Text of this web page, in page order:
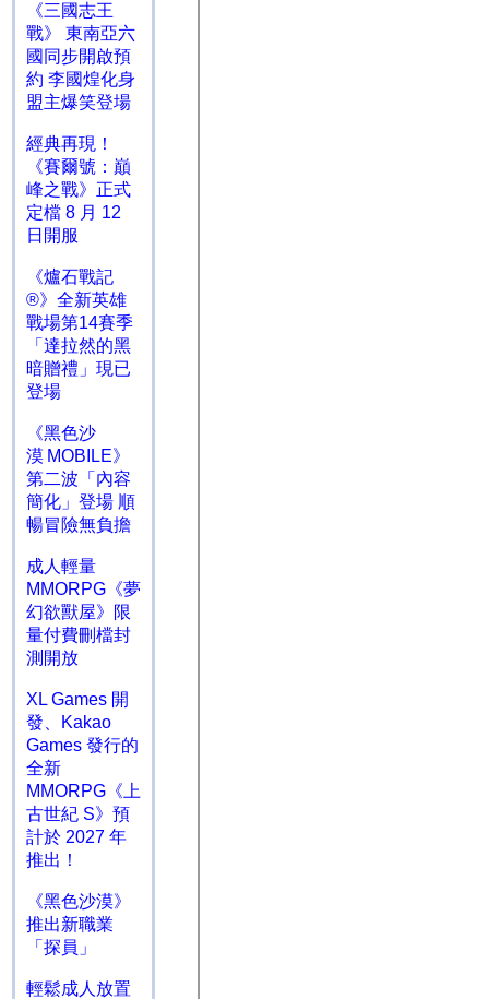
《三國志王
戰》 東南亞六
國同步開啟預
約 李國煌化身
盟主爆笑登場
經典再現！
《賽爾號：巔
峰之戰》正式
定檔 8 月 12
日開服
《爐石戰記
®》全新英雄
戰場第14賽季
「達拉然的黑
暗贈禮」現已
登場
《黑色沙
漠 MOBILE》
第二波「內容
簡化」登場 順
暢冒險無負擔
成人輕量
MMORPG《夢
幻欲獸屋》限
量付費刪檔封
測開放
XL Games 開
發、Kakao
Games 發行的
全新
MMORPG《上
古世紀 S》預
計於 2027 年
推出！
《黑色沙漠》
推出新職業
「探員」
輕鬆成人放置